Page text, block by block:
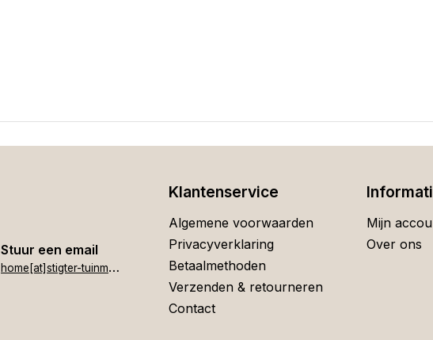
Stuur een email
h
ome[at]stigter-tuinmeubelen.nl
Klantenservice
Algemene voorwaarden
Privacyverklaring
Betaalmethoden
Verzenden & retourneren
Contact
Mijn
Over ons